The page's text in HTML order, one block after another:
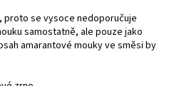
proto se vysoce nedoporučuje
samostatně, ale pouze jako
amarantové mouky ve směsi by